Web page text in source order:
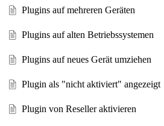
Plugins auf mehreren Geräten
Plugins auf alten Betriebssystemen
Plugins auf neues Gerät umziehen
Plugin als "nicht aktiviert" angezeigt
Plugin von Reseller aktivieren